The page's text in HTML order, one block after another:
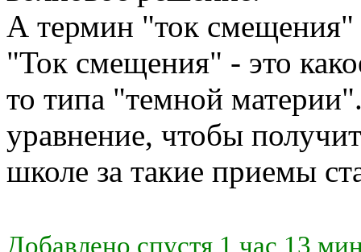
А термин "ток смещения"
"Ток смещения" - это
то типа "темной
уравнение, чтобы
школе за такие приемы
Добавлено спустя 1 час 13